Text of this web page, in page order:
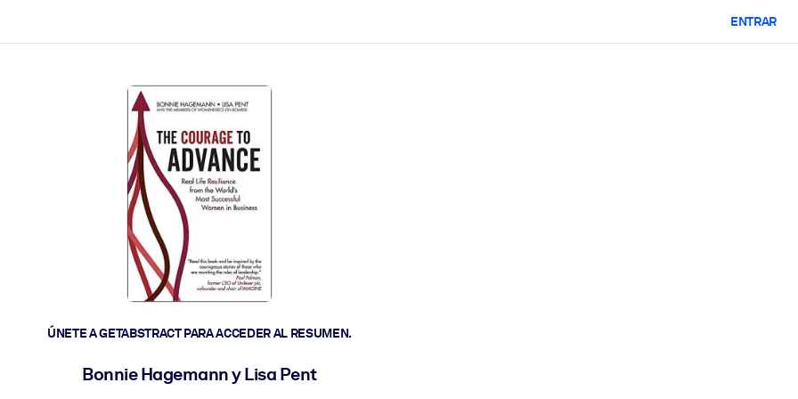
ENTRAR
ÚNETE A GETABSTRACT PARA ACCEDER AL RESUMEN.
Bonnie Hagemann y Lisa Pent